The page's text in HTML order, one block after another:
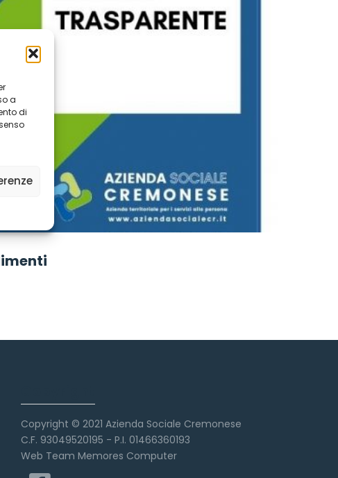
a
di
Copyright © 2021 Azienda Sociale Cremonese
C.F. 93049520195 - P.I. 01466360193
Web Team Memores Computer